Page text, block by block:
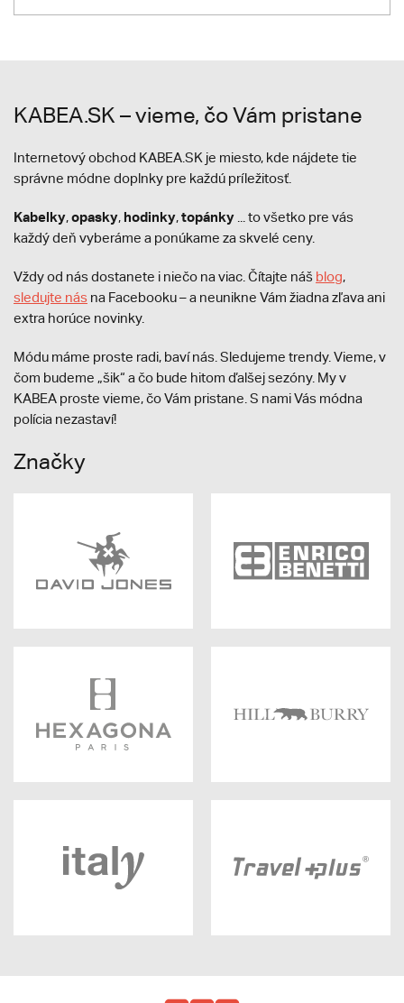
KABEA.SK – vieme, čo Vám pristane
Internetový obchod KABEA.SK je miesto, kde nájdete tie
správne módne doplnky pre každú príležitosť.
Kabelky,opasky, hodinky,topánky ... to všetko pre vás
každý deň vyberáme a ponúkame za skvelé ceny.
Vždy od nás dostanete i niečo na viac. Čítajte náš blog,
sledujte nás na Facebooku – a neunikne Vám žiadna zľava ani
extra horúce novinky.
Módu máme proste radi, baví nás. Sledujeme trendy. Vieme, v
čom budeme „šik“ a čo bude hitom ďalšej sezóny. My v
KABEA proste vieme, čo Vám pristane. S nami Vás módna
polícia nezastaví!
Značky